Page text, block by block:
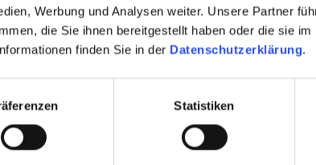
Werbung und Analysen weiter. Unsere Partner
die Sie ihnen bereitgestellt haben oder die sie
finden Sie in der Datenschutzerklärung.
Statistiken